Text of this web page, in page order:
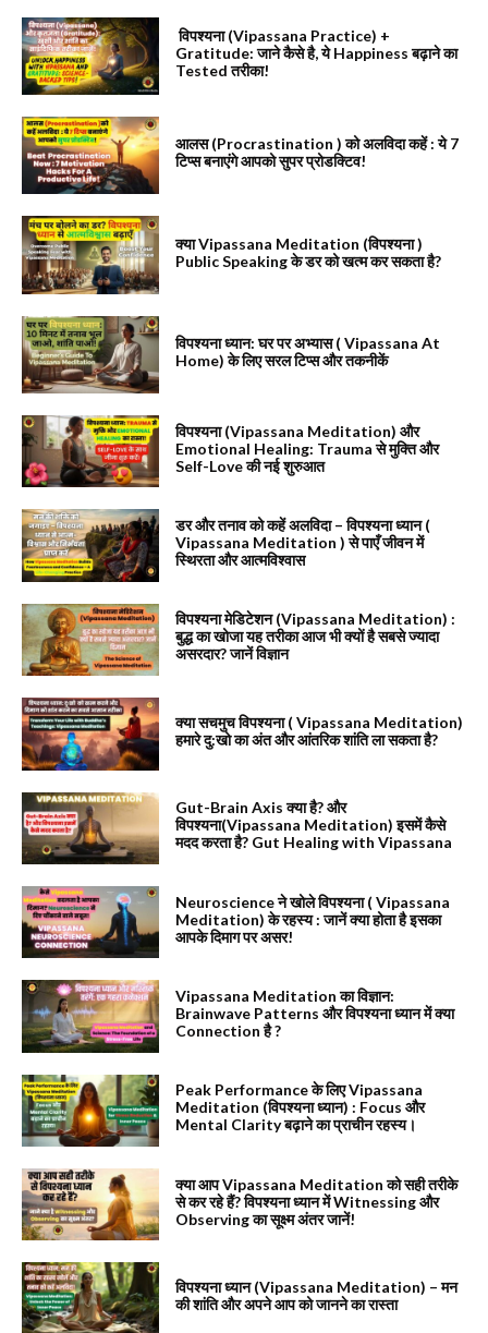
विपश्यना (Vipassana Practice) +
Gratitude: जाने कैसे है, ये Happiness बढ़ाने का
Tested तरीका!
आलस (Procrastination ) को अलविदा कहें : ये 7
टिप्स बनाएंगे आपको सुपर प्रोडक्टिव!
क्या Vipassana Meditation (विपश्यना )
Public Speaking के डर को खत्म कर सकता है?
विपश्यना ध्यान: घर पर अभ्यास ( Vipassana At
Home) के लिए सरल टिप्स और तकनीकें
विपश्यना (Vipassana Meditation) और
Emotional Healing: Trauma से मुक्ति और
Self-Love की नई शुरुआत
डर और तनाव को कहें अलविदा – विपश्यना ध्यान (
Vipassana Meditation ) से पाएँ जीवन में
स्थिरता और आत्मविश्वास
विपश्यना मेडिटेशन (Vipassana Meditation) :
बुद्ध का खोजा यह तरीका आज भी क्यों है सबसे ज्यादा
असरदार? जानें विज्ञान
क्या सचमुच विपश्यना ( Vipassana Meditation)
हमारे दु:खो का अंत और आंतरिक शांति ला सकता है?
Gut-Brain Axis क्या है? और
विपश्यना(Vipassana Meditation) इसमें कैसे
मदद करता है? Gut Healing with Vipassana
Neuroscience ने खोले विपश्यना ( Vipassana
Meditation) के रहस्य : जानें क्या होता है इसका
आपके दिमाग पर असर!
Vipassana Meditation का विज्ञान:
Brainwave Patterns और विपश्यना ध्यान में क्या
Connection है ?
Peak Performance के लिए Vipassana
Meditation (विपश्यना ध्यान) : Focus और
Mental Clarity बढ़ाने का प्राचीन रहस्य।
क्या आप Vipassana Meditation को सही तरीके
से कर रहे हैं? विपश्यना ध्यान में Witnessing और
Observing का सूक्ष्म अंतर जानें!
विपश्यना ध्यान (Vipassana Meditation) – मन
की शांति और अपने आप को जानने का रास्ता